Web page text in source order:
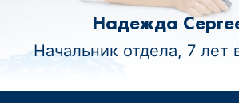
Надежда
Начальник отдела, 7 лет